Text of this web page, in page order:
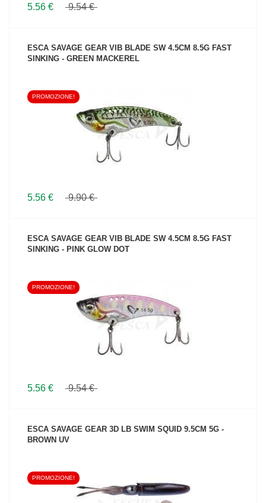
5.56 € 9.54 €
ESCA SAVAGE GEAR VIB BLADE SW 4.5CM 8.5G FAST
SINKING - GREEN MACKEREL
VEDI IL PRODOTTO
PROMOZIONE!
5.56 € 9.90 €
ESCA SAVAGE GEAR VIB BLADE SW 4.5CM 8.5G FAST
SINKING - PINK GLOW DOT
VEDI IL PRODOTTO
PROMOZIONE!
5.56 € 9.54 €
ESCA SAVAGE GEAR 3D LB SWIM SQUID 9.5CM 5G -
BROWN UV
VEDI IL PRODOTTO
PROMOZIONE!